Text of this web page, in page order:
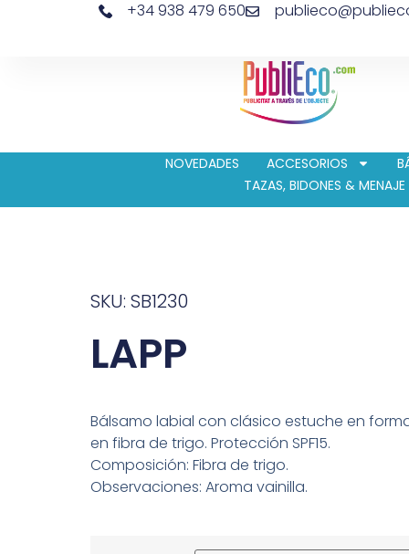
+34 938 479 650
NOVEDADES ACCESORIOS
TAZAS, BIDONES & MENAJE
SKU: SB1230
LAPP
Bálsamo labial con clásico estuche en
en fibra de trigo. Protección SPF15.
Composición: Fibra de trigo.
Observaciones: Aroma vainilla.